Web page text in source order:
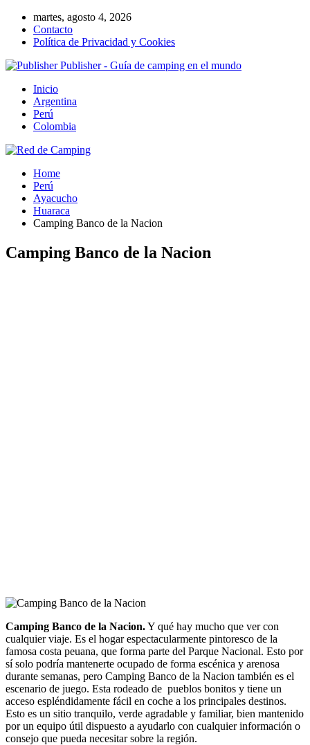
martes, agosto 4, 2026
Contacto
Política de Privacidad y Cookies
Publisher - Guía de camping en el mundo
Inicio
Argentina
Perú
Colombia
Home
Perú
Ayacucho
Huaraca
Camping Banco de la Nacion
Camping Banco de la Nacion
Camping Banco de la Nacion.Y qué hay mucho que ver con
cualquier viaje. Es el hogar espectacularmente pintoresco de la
famosa costa peuana, que forma parte del Parque Nacional. Esto por
sí solo podría mantenerte ocupado de forma escénica y arenosa
durante semanas, pero Camping Banco de la Nacion también es el
escenario de juego. Esta rodeado de pueblos bonitos y tiene un
acceso espléndidamente fácil en coche a los principales destinos.
Esto es un sitio tranquilo, verde agradable y familiar, bien mantenido
por un equipo útil dispuesto a ayudarlo con cualquier información o
consejo que pueda necesitar sobre la región.